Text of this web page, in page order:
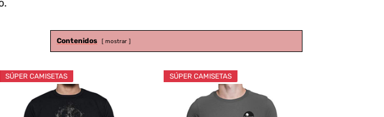
Contenidos mostrar
SÚPER CAMISETAS SÚPER CAMISETAS